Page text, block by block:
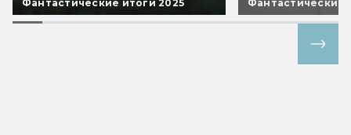
Фантастические итоги 2025 Фантастические